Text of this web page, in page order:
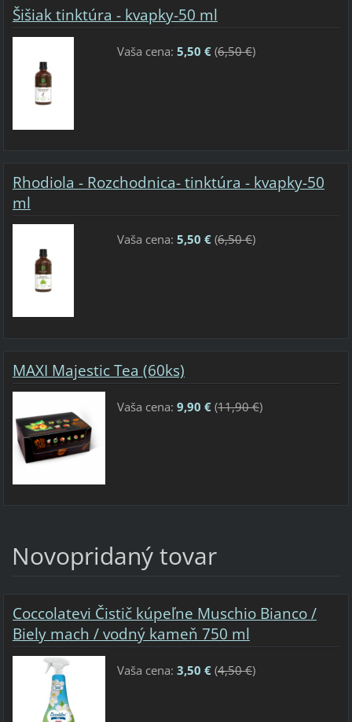
Šišiak tinktúra - kvapky-50 ml
Vaša cena: 5,50 €(6,50 €)
Rhodiola - Rozchodnica- tinktúra - kvapky-50
ml
Vaša cena: 5,50 €(6,50 €)
MAXI Majestic Tea (60ks)
Vaša cena: 9,90 €(11,90 €)
Novopridaný tovar
Coccolatevi Čistič kúpeľne Muschio Bianco /
Biely mach / vodný kameň 750 ml
Vaša cena: 3,50 €(4,50 €)